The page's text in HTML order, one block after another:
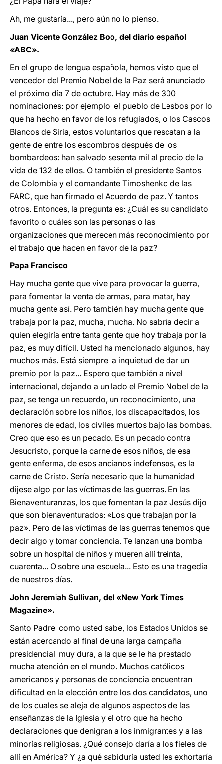
Ah, me gustaría..., pero aún no lo pienso.
Juan Vicente González Boo, del diario español
«ABC».
En el grupo de lengua española, hemos visto que el
vencedor del Premio Nobel de la Paz será anunciado
el próximo día 7 de octubre. Hay más de 300
nominaciones: por ejemplo, el pueblo de Lesbos por lo
que ha hecho en favor de los refugiados, o los Cascos
Blancos de Siria, estos voluntarios que rescatan a la
gente de entre los escombros después de los
bombardeos: han salvado sesenta mil al precio de la
vida de 132 de ellos. O también el presidente Santos
de Colombia y el comandante Timoshenko de las
FARC, que han firmado el Acuerdo de paz. Y tantos
otros. Entonces, la pregunta es: ¿Cuál es su candidato
favorito o cuáles son las personas o las
organizaciones que merecen más reconocimiento por
el trabajo que hacen en favor de la paz?
Papa Francisco
Hay mucha gente que vive para provocar la guerra,
para fomentar la venta de armas, para matar, hay
mucha gente así. Pero también hay mucha gente que
trabaja por la paz, mucha, mucha. No sabría decir a
quien elegiría entre tanta gente que hoy trabaja por la
paz, es muy difícil. Usted ha mencionado algunos, hay
muchos más. Está siempre la inquietud de dar un
premio por la paz... Espero que también a nivel
internacional, dejando a un lado el Premio Nobel de la
paz, se tenga un recuerdo, un reconocimiento, una
declaración sobre los niños, los discapacitados, los
menores de edad, los civiles muertos bajo las bombas.
Creo que eso es un pecado. Es un pecado contra
Jesucristo, porque la carne de esos niños, de esa
gente enferma, de esos ancianos indefensos, es la
carne de Cristo. Sería necesario que la humanidad
dijese algo por las víctimas de las guerras. En las
Bienaventuranzas, los que fomentan la paz Jesús dijo
que son bienaventurados: «Los que trabajan por la
paz». Pero de las víctimas de las guerras tenemos que
decir algo y tomar conciencia. Te lanzan una bomba
sobre un hospital de niños y mueren allí treinta,
cuarenta... O sobre una escuela... Esto es una tragedia
de nuestros días.
John Jeremiah Sullivan, del «New York Times
Magazine».
Santo Padre, como usted sabe, los Estados Unidos se
están acercando al final de una larga campaña
presidencial, muy dura, a la que se le ha prestado
mucha atención en el mundo. Muchos católicos
americanos y personas de conciencia encuentran
dificultad en la elección entre los dos candidatos, uno
de los cuales se aleja de algunos aspectos de las
enseñanzas de la Iglesia y el otro que ha hecho
declaraciones que denigran a los inmigrantes y a las
minorías religiosas. ¿Qué consejo daría a los fieles de
allí en América? Y ¿a qué sabiduría usted les exhortaría